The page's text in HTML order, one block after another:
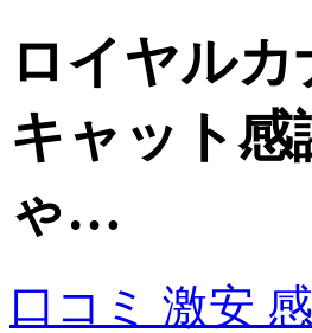
ロイヤル
キャット
ゃ…
口コミ 激安